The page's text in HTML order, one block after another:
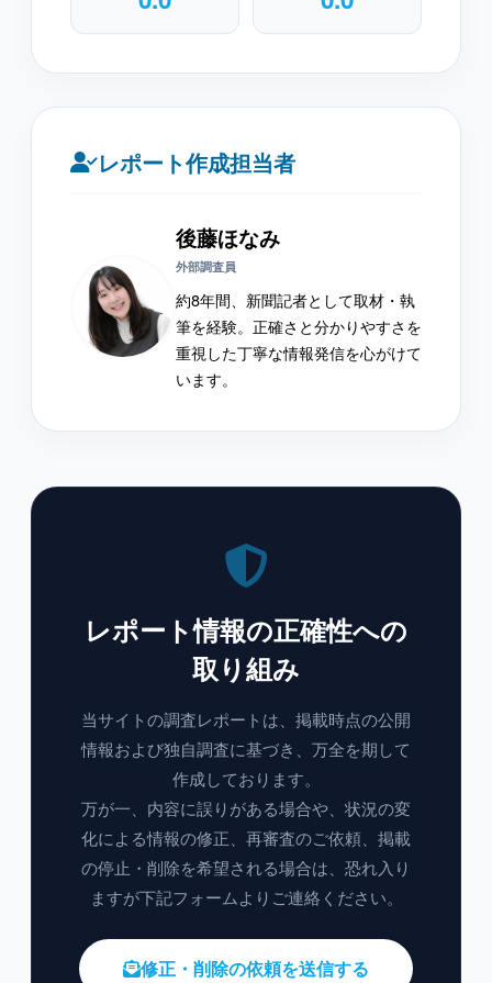
レポート作成担当者
後藤ほなみ
外部調査員
約8年間、新聞記者として取材・執
筆を経験。正確さと分かりやすさを
重視した丁寧な情報発信を心がけて
います。
レポート情報の正確性への
取り組み
当サイトの調査レポートは、掲載時点の公開
情報および独自調査に基づき、万全を期して
作成しております。
万が一、内容に誤りがある場合や、状況の変
化による情報の修正、再審査のご依頼、掲載
の停止・削除を希望される場合は、恐れ入り
ますが下記フォームよりご連絡ください。
修正・削除の依頼を送信する